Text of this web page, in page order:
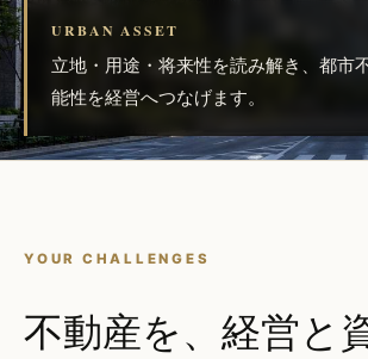
URBAN ASSET
立地・用途・将来性を読み解き、都市
能性を経営へつなげます。
YOUR CHALLENGES
不動産を、経営と